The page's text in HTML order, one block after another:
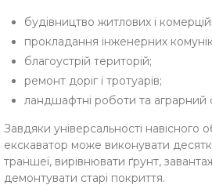
будівництво житлових і
прокладання інженерних
благоустрій територій;
ремонт доріг і тротуарів;
ландшафтні роботи та аграрний
Завдяки універсальності навісного
екскаватор може виконувати
траншеї, вирівнювати ґрунт,
демонтувати старі покриття.